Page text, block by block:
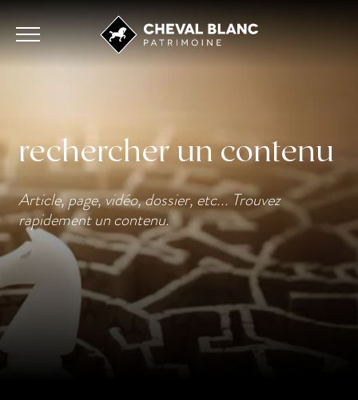
rechercher un contenu
Article, page, vidéo, dossier, etc... Trouvez
rapidement un contenu.